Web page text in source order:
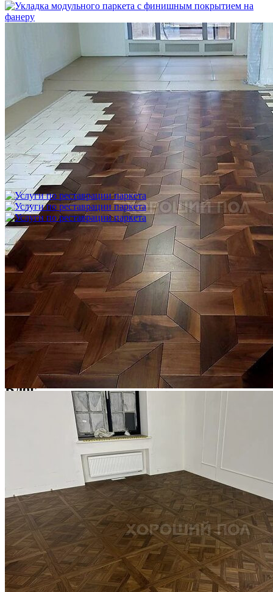
Укладка модульного паркета с финишным покрытием на
фанеру
3 600 ₽
Услуги по реставрации паркета
1 500 ₽
Блог
Интересные статьи о паркете Coswick
ВИДЕО-ИНСТРУКЦИЯ: Реставрация царапин. Полы,
покрытые маслом и твердым воском. Системы для локального
ремонта и восстановления
Читать полностью
02.02.2026
ПОЛЫ, ПОКРЫТЫЕ МАСЛОМ. РЕСТАВРАЦИЯ
НЕБОЛЬШИХ ПОТЕРТОСТЕЙ
Читать полностью
12.01.2026